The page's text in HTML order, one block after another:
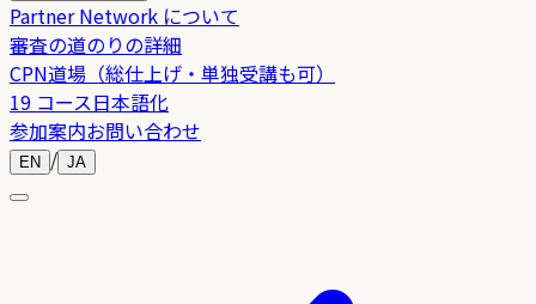
Partner Network について
審査の道のりの詳細
CPN道場（総仕上げ・単独受講も可）
19 コース日本語化
参加案内お問い合わせ
EN / JA